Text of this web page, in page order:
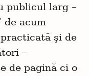
publicul larg –
de acum
şi de
–
de pagină ci o